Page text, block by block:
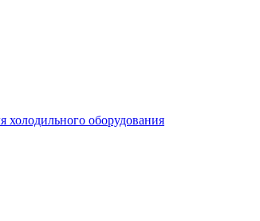
оборудования